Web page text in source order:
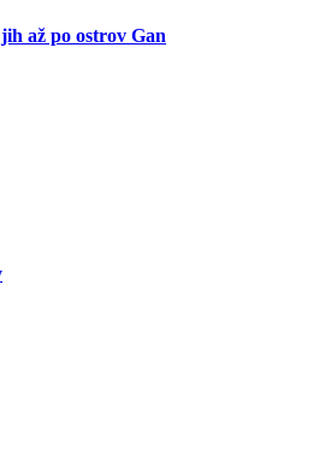
až po ostrov Gan